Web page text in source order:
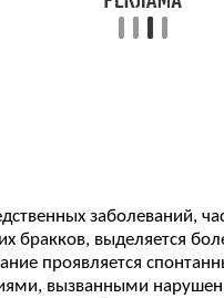
заболеваний,
бракков, выделяется
проявляется
вызванными